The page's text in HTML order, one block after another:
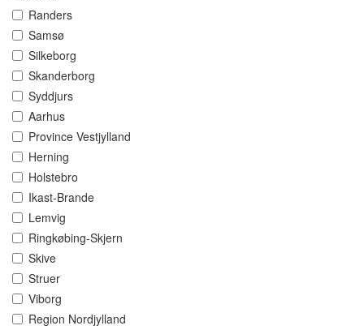
Randers
Samsø
Silkeborg
Skanderborg
Syddjurs
Aarhus
Province Vestjylland
Herning
Holstebro
Ikast-Brande
Lemvig
Ringkøbing-Skjern
Skive
Struer
Viborg
Region Nordjylland